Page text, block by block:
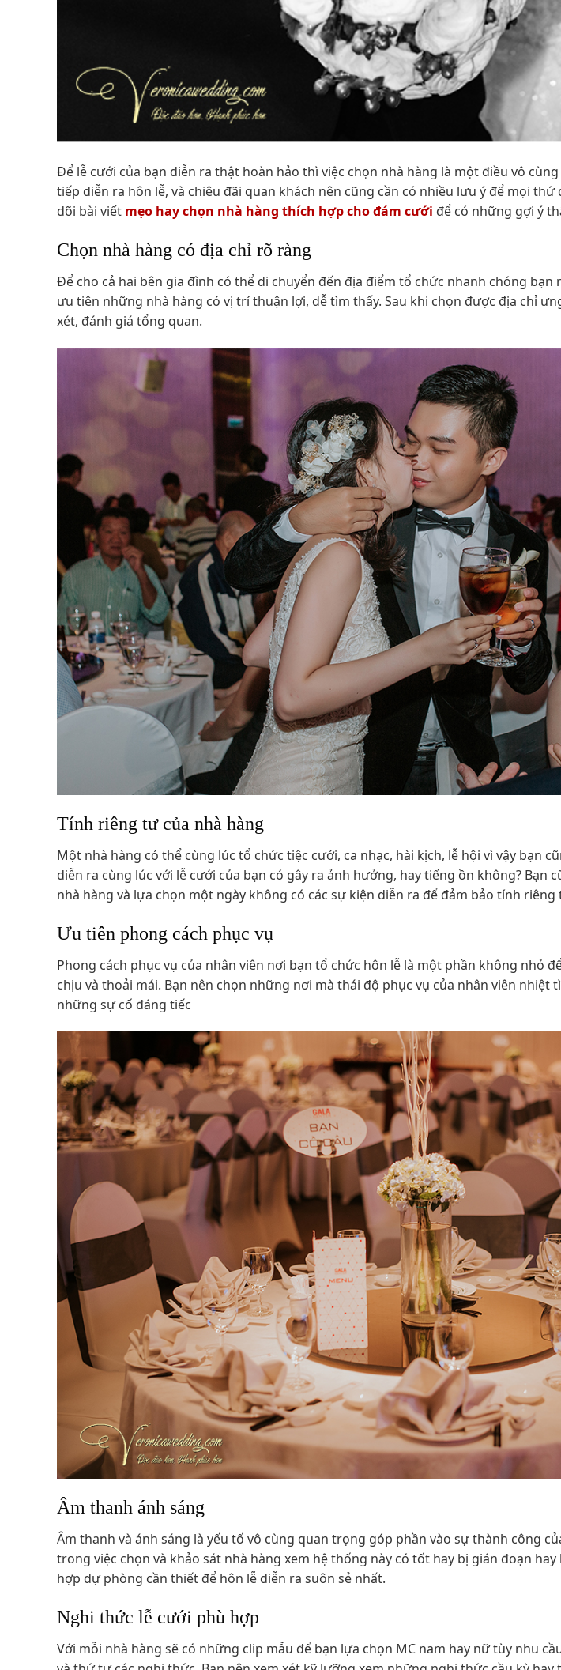
Để lễ cưới của bạn diễn ra thật hoàn hảo thì việc chọn nhà hàng là một điều vô
tiếp diễn ra hôn lễ, và chiêu đãi quan khách nên cũng cần có nhiều lưu ý để mọi thứ
dõi bài viết mẹo hay chọn nhà hàng thích hợp cho đám cưới để có những gợi ý
Chọn nhà hàng có địa chỉ rõ ràng
Để cho cả hai bên gia đình có thể di chuyển đến địa điểm tổ chức nhanh chóng bạn
ưu tiên những nhà hàng có vị trí thuận lợi, dễ tìm thấy. Sau khi chọn được địa chỉ
xét, đánh giá tổng quan.
Tính riêng tư của nhà hàng
Một nhà hàng có thể cùng lúc tổ chức tiệc cưới, ca nhạc, hài kịch, lễ hội vì vậy bạn
diễn ra cùng lúc với lễ cưới của bạn có gây ra ảnh hưởng, hay tiếng ồn không? Bạn
nhà hàng và lựa chọn một ngày không có các sự kiện diễn ra để đảm bảo tính
Ưu tiên phong cách phục vụ
Phong cách phục vụ của nhân viên nơi bạn tổ chức hôn lễ là một phần không nhỏ
chịu và thoải mái. Bạn nên chọn những nơi mà thái độ phục vụ của nhân viên nhiệt
những sự cố đáng tiếc
Âm thanh ánh sáng
Âm thanh và ánh sáng là yếu tố vô cùng quan trọng góp phần vào sự thành công
trong việc chọn và khảo sát nhà hàng xem hệ thống này có tốt hay bị gián đoạn
hợp dự phòng cần thiết để hôn lễ diễn ra suôn sẻ nhất.
Nghi thức lễ cưới phù hợp
Với mỗi nhà hàng sẽ có những clip mẫu để bạn lựa chọn MC nam hay nữ tùy nhu